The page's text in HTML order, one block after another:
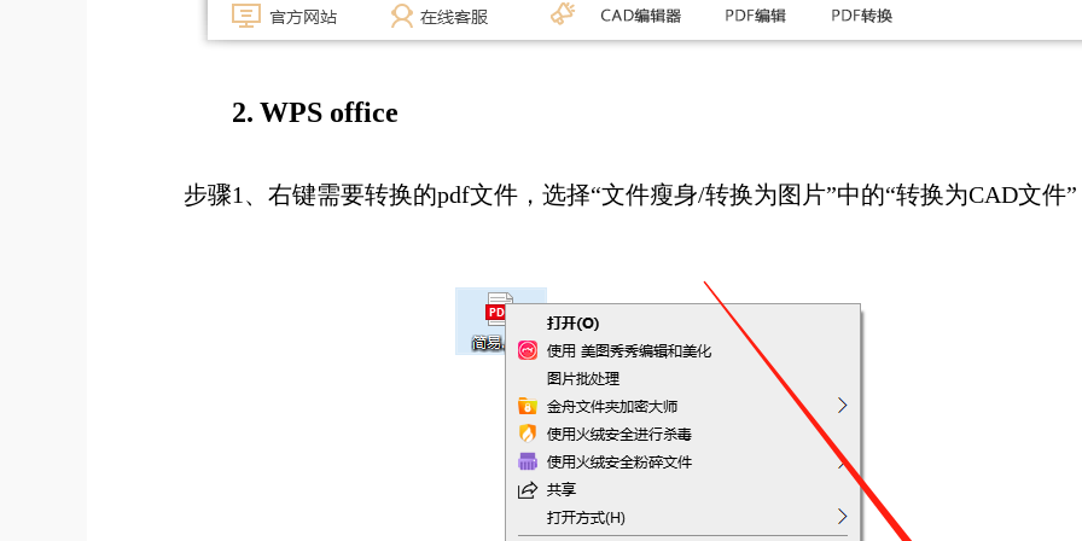
2. WPS office
步骤1、右键需要转换的pdf文件，选择“文件瘦身/转换为图片”中的“转换为CAD文件